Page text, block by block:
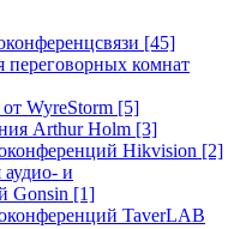
[45]
переговорных комнат
WyreStorm [5]
Arthur Holm [3]
Hikvision [2]
и
Gonsin [1]
TaverLAB